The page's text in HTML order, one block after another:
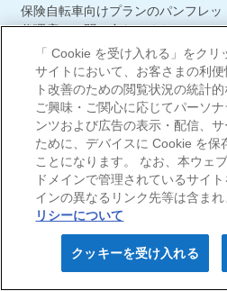
保険自転車向けプランのパンフレ
代理店へお問い合わせください。
サイトマップ
当サイト
勧誘方針
プライバシーポリシー（個人
© Nisshin Fire & Marine Insurance
「 Cookie を受け入れる」をク
サイトにおいて、お客さまの利
ト改善のための閲覧状況の統計
ご興味・ご関心に応じてパーソ
ンツおよび広告の表示・配信、
ために、デバイスに Cookie を保
ことになります。 なお、本ウェ
ドメインで管理されているサイ
インの異なるリンク先等は含まれ
リシーについて
クッキーを受け入れる